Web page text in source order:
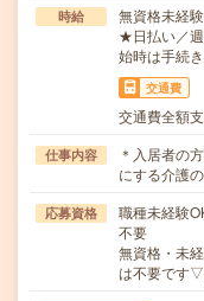
時給
無資格未経
★日払い／
始時は手続
交通費
交通費全額
仕事内容
＊入居者の
にする介護
応募資格
職種未経験
不要
無資格・未
は不要です